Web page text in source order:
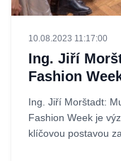
10.08.2023 11:17:00
Ing. Jiří
Fashion
Ing. Jiří Morštadt:
Fashion Week je
klíčovou postavou